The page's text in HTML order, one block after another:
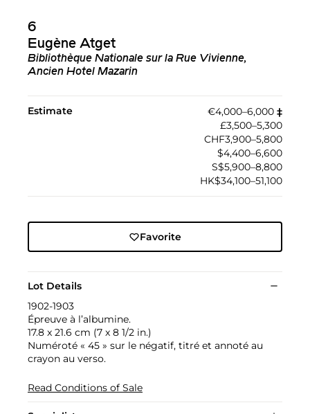
6
Eugène Atget
Bibliothèque Nationale sur la Rue Vivienne,
Ancien Hotel Mazarin
Estimate €4,000–6,000 ‡︎
£3,500–5,300
CHF3,900–5,800
$4,400–6,600
S$5,900–8,800
HK$34,100–51,100
Favorite
Lot Details
1902-1903
Épreuve à l’albumine.
17.8 x 21.6 cm (7 x 8 1/2 in.)
Numéroté « 45 » sur le négatif, titré et annoté au
crayon au verso.
Read Conditions of Sale